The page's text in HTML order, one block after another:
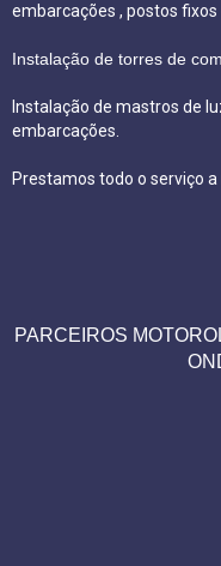
embarcações , postos fixos
Instalação de torres de
Instalação de mastros de
embarcações.
Prestamos todo o serviço
PARCEIROS